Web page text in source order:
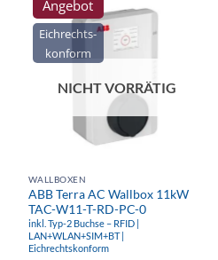
Eichrechts-
konform
Angebot
NICHT VORRÄTIG
WALLBOXEN
ABB Terra AC Wallbox 11kW
TAC-W11-T-RD-PC-0
inkl. Typ-2 Buchse – RFID |
LAN+WLAN+SIM+BT |
Eichrechtskonform